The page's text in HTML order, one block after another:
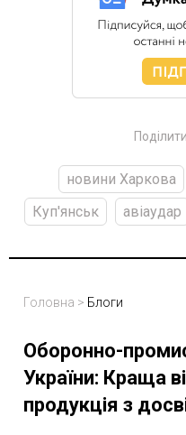
новини Харкова
Куп'янськ
авіаудар
Головна > Блоги
Оборонно-
України: Краща
продукція з